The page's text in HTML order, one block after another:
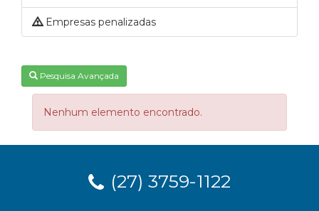
Empresas penalizadas
Pesquisa Avançada
Nenhum elemento encontrado.
(27) 3759-1122